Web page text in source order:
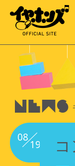
08
19